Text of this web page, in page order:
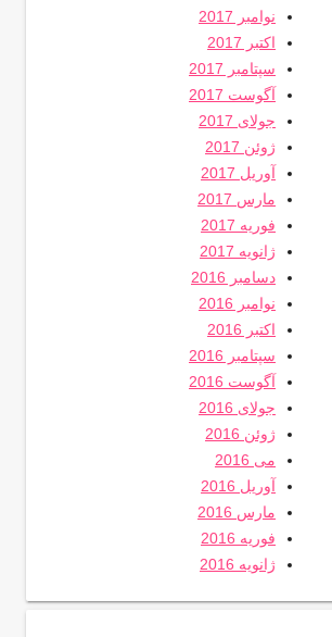
نوامبر 2017
اکتبر 2017
سپتامبر 2017
آگوست 2017
جولای 2017
ژوئن 2017
آوریل 2017
مارس 2017
فوریه 2017
ژانویه 2017
دسامبر 2016
نوامبر 2016
اکتبر 2016
سپتامبر 2016
آگوست 2016
جولای 2016
ژوئن 2016
می 2016
آوریل 2016
مارس 2016
فوریه 2016
ژانویه 2016